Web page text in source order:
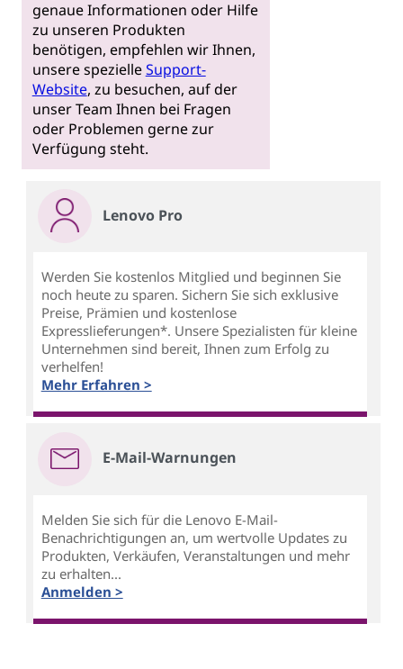
genaue Informationen oder Hilfe
zu unseren Produkten
benötigen, empfehlen wir Ihnen,
unsere spezielleSupport-
Website, zu besuchen, auf der
unser Team Ihnen bei Fragen
oder Problemen gerne zur
Verfügung steht.
Lenovo Pro
Werden Sie kostenlos Mitglied und beginnen Sie
noch heute zu sparen. Sichern Sie sich exklusive
Preise, Prämien und kostenlose
Expresslieferungen*. Unsere Spezialisten für kleine
Unternehmen sind bereit, Ihnen zum Erfolg zu
verhelfen!
Mehr Erfahren >
E-Mail-Warnungen
Melden Sie sich für die Lenovo E-Mail-
Benachrichtigungen an, um wertvolle Updates zu
Produkten, Verkäufen, Veranstaltungen und mehr
zu erhalten...
Anmelden >